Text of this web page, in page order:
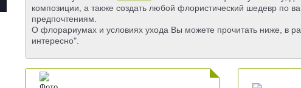
композиции, а также создать любой флористический шедевр по
предпочтениям.
О флорариумах и условиях ухода Вы можете прочитать ниже, в
интересно".